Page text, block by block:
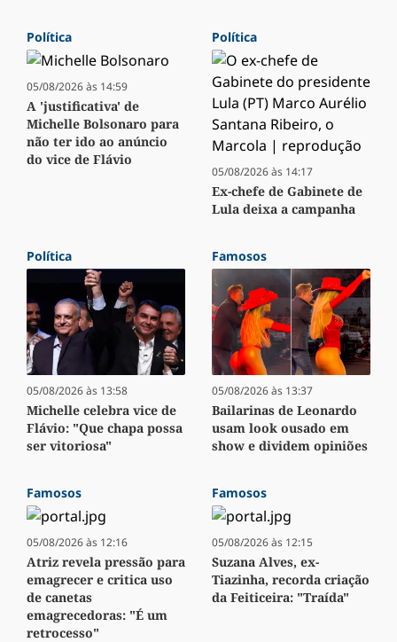
Política
05/08/2026 às 14:59
A 'justificativa' de
Michelle Bolsonaro para
não ter ido ao anúncio
do vice de Flávio
Política
05/08/2026 às 14:17
Ex-chefe de Gabinete de
Lula deixa a campanha
Política
05/08/2026 às 13:58
Michelle celebra vice de
Flávio: "Que chapa possa
ser vitoriosa"
Famosos
05/08/2026 às 13:37
Bailarinas de Leonardo
usam look ousado em
show e dividem opiniões
Famosos
05/08/2026 às 12:16
Atriz revela pressão para
emagrecer e critica uso
de canetas
emagrecedoras: "É um
retrocesso"
Famosos
05/08/2026 às 12:15
Suzana Alves, ex-
Tiazinha, recorda criação
da Feiticeira: "Traída"